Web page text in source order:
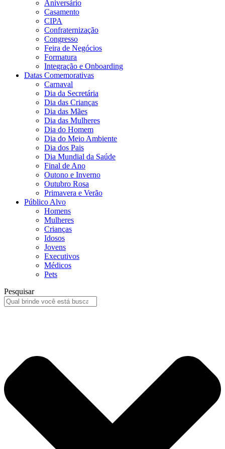
Aniversário
Casamento
CIPA
Confraternização
Congresso
Feira de Negócios
Formatura
Integração e Onboarding
Datas Comemorativas
Carnaval
Dia da Secretária
Dia das Crianças
Dia das Mães
Dia das Mulheres
Dia do Homem
Dia do Meio Ambiente
Dia dos Pais
Dia Mundial da Saúde
Final de Ano
Outono e Inverno
Outubro Rosa
Primavera e Verão
Público Alvo
Homens
Mulheres
Crianças
Idosos
Jovens
Executivos
Médicos
Pets
Pesquisar